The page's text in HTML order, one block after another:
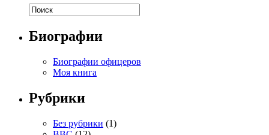
Биографии
Биографии офицеров
Моя книга
Рубрики
Без рубрики (1)